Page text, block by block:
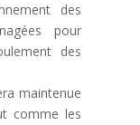
des
pour
des
maintenue
comme les